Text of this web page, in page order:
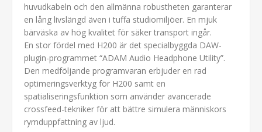
huvudkabeln och den allmänna robustheten garanterar
en lång livslängd även i tuffa studiomiljöer. En mjuk
bärväska av hög kvalitet för säker transport ingår.
En stor fördel med H200 är det specialbyggda DAW-
plugin-programmet “ADAM Audio Headphone Utility”.
Den medföljande programvaran erbjuder en rad
optimeringsverktyg för H200 samt en
spatialiseringsfunktion som använder avancerade
crossfeed-tekniker för att bättre simulera människors
rymduppfattning av ljud.